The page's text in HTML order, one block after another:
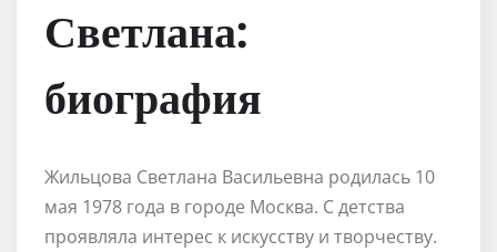
Светлана:
биография
Жильцова Светлана Васильевна родилась 10
мая 1978 года в городе Москва. С детства
проявляла интерес к искусству и творчеству.